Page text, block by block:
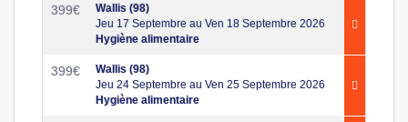
399€
Wallis (98)
Jeu 17 Septembre au Ven 18 Septembre 2026
Hygiène alimentaire
399€
Wallis (98)
Jeu 24 Septembre au Ven 25 Septembre 2026
Hygiène alimentaire